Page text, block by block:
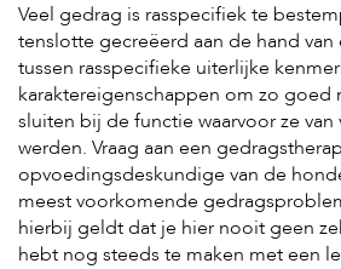
Veel gedrag is rasspecifiek te
tenslotte gecreëerd aan de hand
tussen rasspecifieke uiterlijke
karaktereigenschappen om zo goed
sluiten bij de functie waarvoor ze
werden. Vraag aan een
opvoedingsdeskundige van de
meest voorkomende
hierbij geldt dat je hier nooit geen
hebt nog steeds te maken met een